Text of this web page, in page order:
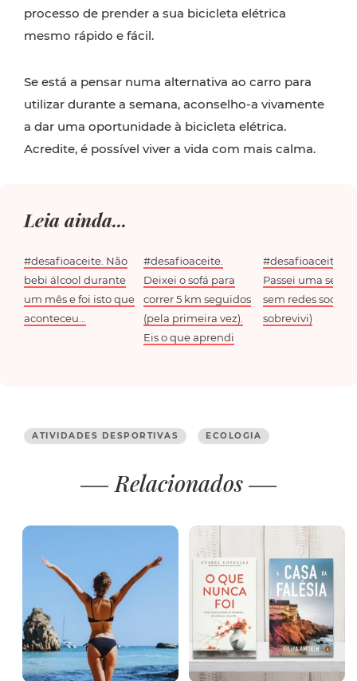
processo de prender a sua bicicleta elétrica
mesmo rápido e fácil.
Se está a pensar numa alternativa ao carro para
utilizar durante a semana, aconselho-a vivamente
a dar uma oportunidade à bicicleta elétrica.
Acredite, é possível viver a vida com mais calma.
Leia ainda...
#desafioaceite. Não
bebi álcool durante
um mês e foi isto que
aconteceu...
#desafioaceite.
Deixei o sofá para
correr 5 km seguidos
(pela primeira vez).
Eis o que aprendi
#desafioaceite.
Passei uma
sem redes sociais
sobrevivi)
ATIVIDADES DESPORTIVAS ECOLOGIA
Relacionados